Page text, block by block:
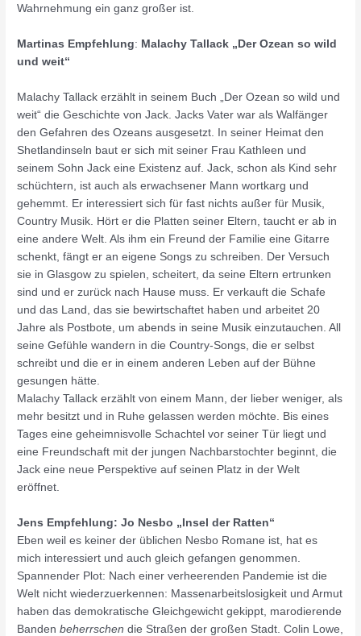
Wahrnehmung ein ganz großer ist.
Martinas Empfehlung: Malachy Tallack „Der Ozean so wild
und weit“
Malachy Tallack erzählt in seinem Buch „Der Ozean so wild und
weit“ die Geschichte von Jack. Jacks Vater war als Walfänger
den Gefahren des Ozeans ausgesetzt. In seiner Heimat den
Shetlandinseln baut er sich mit seiner Frau Kathleen und
seinem Sohn Jack eine Existenz auf. Jack, schon als Kind sehr
schüchtern, ist auch als erwachsener Mann wortkarg und
gehemmt. Er interessiert sich für fast nichts außer für Musik,
Country Musik. Hört er die Platten seiner Eltern, taucht er ab in
eine andere Welt. Als ihm ein Freund der Familie eine Gitarre
schenkt, fängt er an eigene Songs zu schreiben. Der Versuch
sie in Glasgow zu spielen, scheitert, da seine Eltern ertrunken
sind und er zurück nach Hause muss. Er verkauft die Schafe
und das Land, das sie bewirtschaftet haben und arbeitet 20
Jahre als Postbote, um abends in seine Musik einzutauchen. All
seine Gefühle wandern in die Country-Songs, die er selbst
schreibt und die er in einem anderen Leben auf der Bühne
gesungen hätte.
Malachy Tallack erzählt von einem Mann, der lieber weniger, als
mehr besitzt und in Ruhe gelassen werden möchte. Bis eines
Tages eine geheimnisvolle Schachtel vor seiner Tür liegt und
eine Freundschaft mit der jungen Nachbarstochter beginnt, die
Jack eine neue Perspektive auf seinen Platz in der Welt
eröffnet.
Jens Empfehlung: Jo Nesbo „Insel der Ratten“
Eben weil es keiner der üblichen Nesbo Romane ist, hat es
mich interessiert und auch gleich gefangen genommen.
Spannender Plot: Nach einer verheerenden Pandemie ist die
Welt nicht wiederzuerkennen: Massenarbeitslosigkeit und Armut
haben das demokratische Gleichgewicht gekippt, marodierende
Bandenbeherrschen die Straßen der großen Stadt. Colin Lowe,